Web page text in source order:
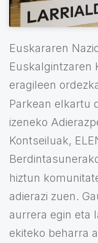
Euskararen
Euskalgintzaren
eragileen
Parkean elkartu
izeneko
Kontseiluak,
hiztun
adierazi zuen.
aurrera egin eta
ekiteko beharra